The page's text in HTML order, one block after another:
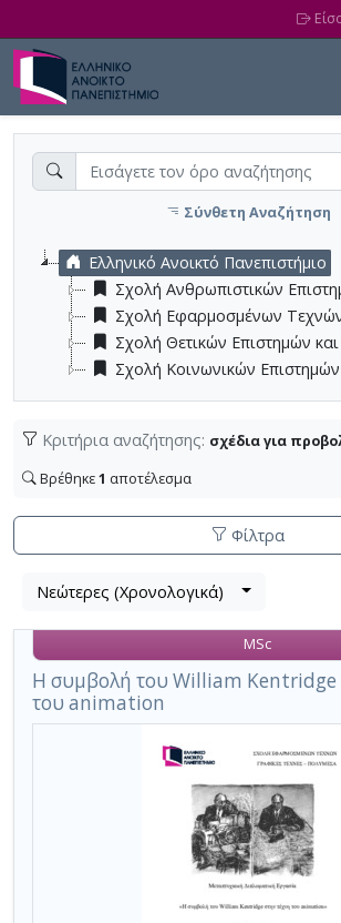
Σύνθετη Αναζήτηση
Ελληνικό Ανοικτό Πανεπιστήμιο
Σχολή Ανθρωπιστικών
Σχολή Εφαρμοσμένων
Σχολή Θετικών Επιστημών
Σχολή Κοινωνικών Επιστημών
Κριτήρια αναζήτησης: σχέδια για
Βρέθηκε1 αποτέλεσμα
Φίλτρα
Βρέθηκε
αποτέλεσμα
,
σύνολο
Λίστα
τα
αποτελέσματα
αναζήτησης:
Νεώτερες (Χρονολογικά)
Η συμβολή του William Kentridge
του animation
MSc